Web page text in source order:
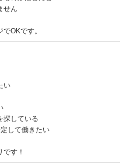
せん
OKです。
い
探している
して働きたい
す！